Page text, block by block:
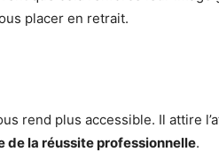
placer en retrait.
rend plus accessible. Il attire
de la réussite professionnelle.